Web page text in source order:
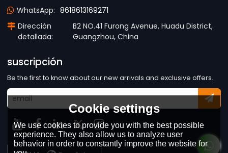
WhatsApp: 8618613169271
Dirección
detallada:
B2 NO.41 Furong Avenue, Huadu District,
Guangzhou, China
suscripción
Be the first to know about our new arrivals and exclusive offers.
Cookie settings
We use cookies to provide you with the best possible
experience. They also allow us to analyze user
behavior in order to constantly improve the website for